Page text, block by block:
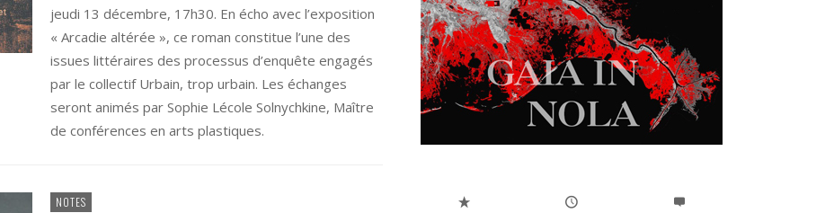
jeudi 13 décembre, 17h30. En écho avec l’exposition
« Arcadie altérée », ce roman constitue l’une des
issues littéraires des processus d’enquête engagés
par le collectif Urbain, trop urbain. Les échanges
seront animés par Sophie Lécole Solnychkine, Maître
de conférences en arts plastiques.
NOTES